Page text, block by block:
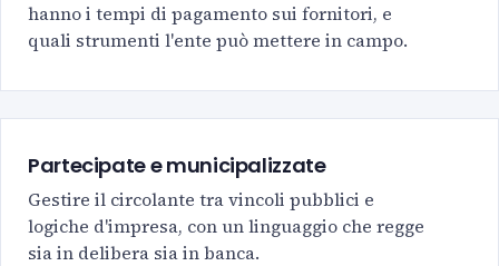
hanno i tempi di pagamento sui fornitori, e
quali strumenti l'ente può mettere in campo.
Partecipate e municipalizzate
Gestire il circolante tra vincoli pubblici e
logiche d'impresa, con un linguaggio che regge
sia in delibera sia in banca.